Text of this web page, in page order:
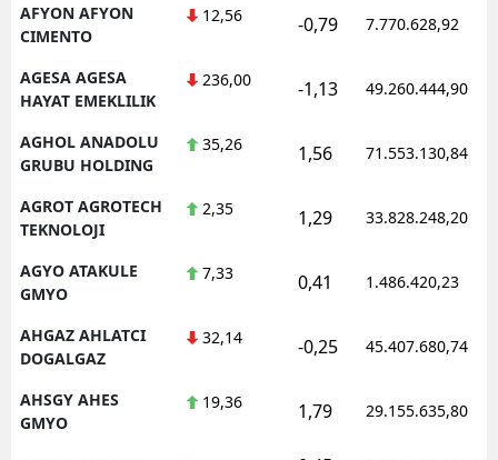
AFYON AFYON
CIMENTO
12,56 -0,79 7.770.628,92
AGESA AGESA
HAYAT EMEKLILIK
236,00 -1,13 49.260.444,90
AGHOL ANADOLU
GRUBU HOLDING
35,26 1,56 71.553.130,84
AGROT AGROTECH
TEKNOLOJI
2,35 1,29 33.828.248,20
AGYO ATAKULE
GMYO
7,33 0,41 1.486.420,23
AHGAZ AHLATCI
DOGALGAZ
32,14 -0,25 45.407.680,74
AHSGY AHES
GMYO
19,36 1,79 29.155.635,80